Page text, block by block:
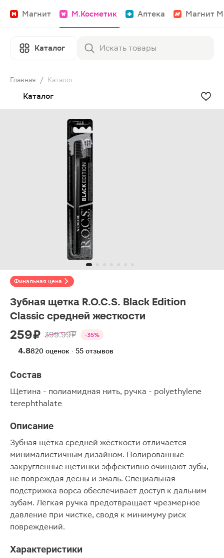
Магнит М.Косметик Аптека Магнит
Каталог
Главная / Каталог
Каталог
Финальная цена
Зубная щетка R.O.C.S. Black Edition
Classic средней жесткости
259 ₽ 399.99 ₽ -35%
4.8820 оценок · 55 отзывов
Состав
Щетина - полиамидная нить, ручка - polyethylene
terephthalate
Описание
Зубная щётка средней жёсткости отличается
минималистичным дизайном. Полированные
закруглённые щетинки эффективно очищают зубы,
не повреждая дёсны и эмаль. Специальная
подстрижка ворса обеспечивает доступ к дальним
зубам. Лёгкая ручка предотвращает чрезмерное
давление при чистке, сводя к минимуму риск
повреждений.
Характеристики